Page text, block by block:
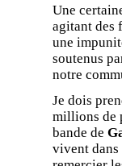
Une
agitant des
une
soutenus
notre
Je dois
millions de
bande de
vivent dans